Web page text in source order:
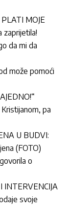
PLATI MOJE
zaprijetila!
da mi da
može pomoći
pa
U BUDVI:
(FOTO)
o
INTERVENCIJA
svoje